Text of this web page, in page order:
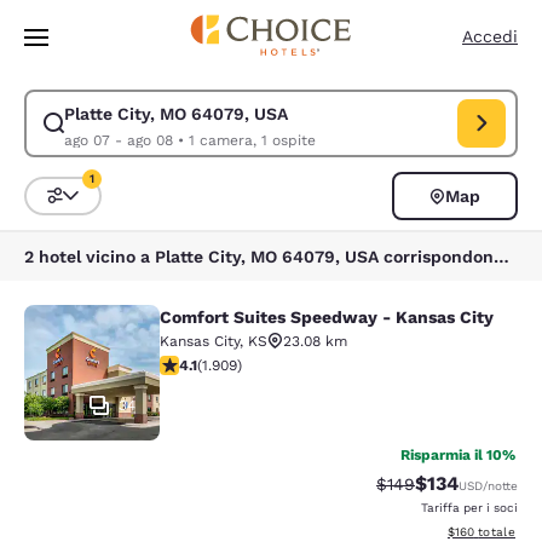
Vai A Contenuto Principale
Accedi
Platte City, MO 64079, USA
ago 07 - ago 08• 1 camera, 1 ospite
Modifica la ricerca per Platte City, MO 64079, USA. Data di check-in
Ordina e filtra
1
Map
2 hotel vicino a Platte City, MO 64079, USA corrispondono ai tuoi filtri
Comfort Suites Speedway - Kansas
34
Comfort Suites Speedway - Kansas City
Kansas City, KS
23.08 km
Valutazione di 4.11 stelle. Molto buono. 1909 recensioni
4.1(1.909)
Risparmia il 10%
Tariffa di barratura:
$149Tariffa
$134USD/notte
Tariffa per i soci
Visualizza i
$160 totale